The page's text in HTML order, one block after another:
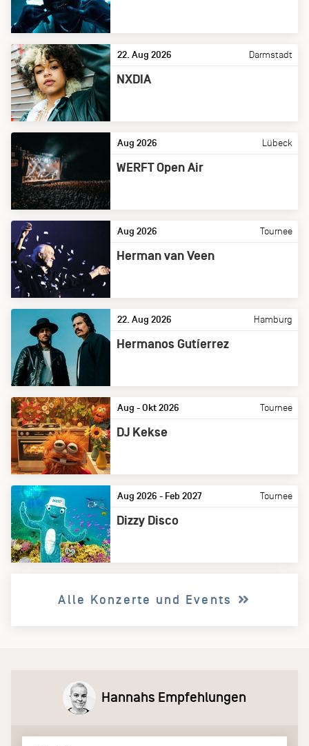
Darmstadt
22. Aug 2026
NXDIA
Lübeck
Aug 2026
WERFT Open Air
Tournee
Aug 2026
Herman van Veen
Hamburg
22. Aug 2026
Hermanos Gutíerrez
Tournee
Aug - Okt 2026
DJ Kekse
Tournee
Aug 2026 - Feb 2027
Dizzy Disco
Alle Konzerte und Events
Hannahs Empfehlungen